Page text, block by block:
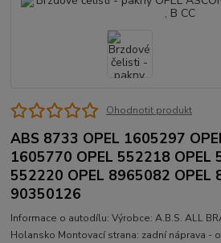
Ohodnotit produkt
ABS 8733 OPEL 1605297
1605770 OPEL 552218 OPEL
552220 OPEL 8965082 OPEL
90350126
Informace o autodílu: Výrobce: A.B.S. ALL
Holansko Montovací strana: zadní náprava -